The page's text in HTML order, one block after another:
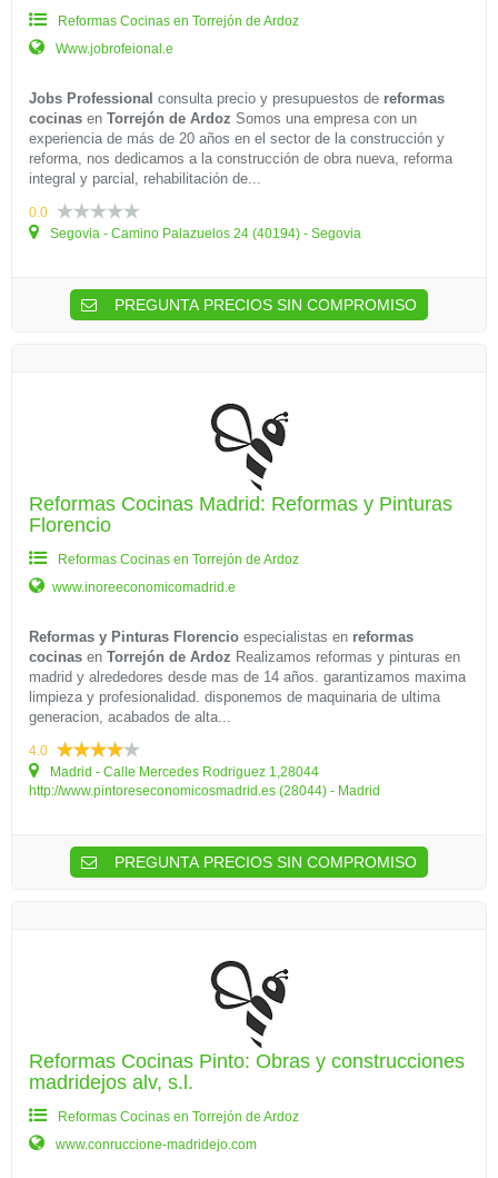
Reformas Cocinas en Torrejón de Ardoz
Www.jobrofeional.e
Jobs Professional consulta precio y presupuestos de reformas
cocinas en Torrejón de Ardoz Somos una empresa con un
experiencia de más de 20 años en el sector de la construcción y
reforma, nos dedicamos a la construcción de obra nueva, reforma
integral y parcial, rehabilitación de...
0.0
Segovia - Camino Palazuelos 24 (40194) - Segovia
PREGUNTA PRECIOS SIN COMPROMISO
Reformas Cocinas Madrid: Reformas y Pinturas
Florencio
Reformas Cocinas en Torrejón de Ardoz
www.inoreeconomicomadrid.e
Reformas y Pinturas Florencio especialistas en reformas
cocinas en Torrejón de Ardoz Realizamos reformas y pinturas en
madrid y alrededores desde mas de 14 años. garantizamos maxima
limpieza y profesionalidad. disponemos de maquinaria de ultima
generacion, acabados de alta...
4.0
Madrid - Calle Mercedes Rodriguez 1,28044
http://www.pintoreseconomicosmadrid.es (28044) - Madrid
PREGUNTA PRECIOS SIN COMPROMISO
Reformas Cocinas Pinto: Obras y construcciones
madridejos alv, s.l.
Reformas Cocinas en Torrejón de Ardoz
www.conruccione-madridejo.com